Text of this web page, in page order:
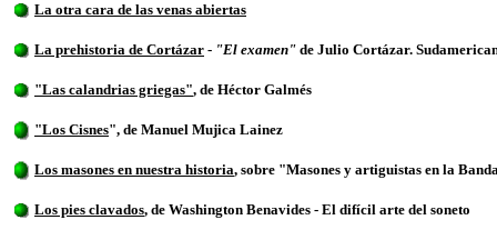
La otra cara de las venas abiertas
La prehistoria de Cortázar - "El examen" de Julio Cortázar.
"Las calandrias griegas", de Héctor Galmés
"Los Cisnes", de Manuel Mujica Lainez
Los masones en nuestra historia, sobre "Masones y artiguistas en la
Los pies clavados, de Washington Benavides - El difícil arte del soneto